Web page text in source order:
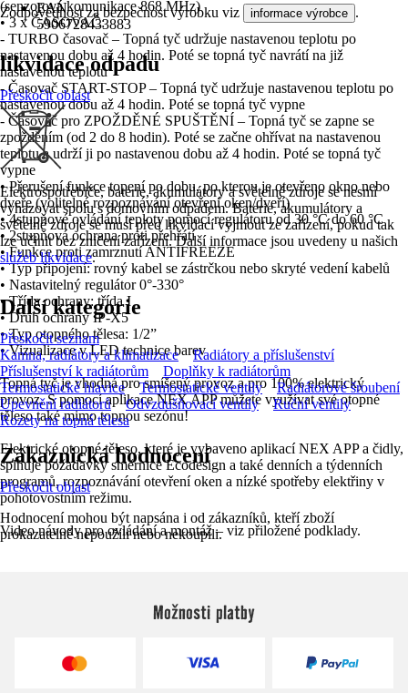
EAN
5906728433883
(senzorová komunikace 868 MHz)
• 3 x ČASOVAČ:
- TURBO časovač – Topná tyč udržuje nastavenou teplotu po
nastavenou dobu až 4 hodin. Poté se topná tyč navrátí na již
nastavenou teplotu
- Časovač START-STOP – Topná tyč udržuje nastavenou teplotu po
nastavenou dobu až 4 hodin. Poté se topná tyč vypne
- Časovač pro ZPOŽDĚNÉ SPUŠTĚNÍ – Topná tyč se zapne se
zpožděním (od 2 do 8 hodin). Poté se začne ohřívat na nastavenou
teplotu a udrží ji po nastavenou dobu až 4 hodin. Poté se topná tyč
vypne
• Přerušení funkce topení po dobu, po kterou je otevřeno okno nebo
dveře (volitelné rozpoznávání otevření oken/dveří)
• 4stupňové ovládání teploty pomocí regulátoru od 30 °C do 60 °C
• 2stupňová ochrana proti přehřátí
• Funkce proti zamrznutí ANTIFREEZE
• Typ připojení: rovný kabel se zástrčkou nebo skryté vedení kabelů
• Nastavitelný regulátor 0°-330°
• Třída ochrany: třída I
• Druh ochrany IP-X5
• Typ otopného tělesa: 1/2”
• Vizualizace v LED technice barev
Topná tyč je vhodná pro smíšený provoz a pro 100% elektrický
provoz. S pomocí aplikace NEX APP můžete využívat své otopné
těleso také mimo topnou sezónu!
Elektrické otopné těleso, které je vybaveno aplikací NEX APP a čidly,
splňuje požadavky směrnice Ecodesign a také denních a týdenních
programů, rozpoznávání otevření oken a nízké spotřeby elektřiny v
pohotovostním režimu.
Video návody pro ovládání a montáž – viz přiložené podklady.
Zodpovědnost za bezpečnost výrobku viz informace výrobce .
likvidace odpadu
Přeskočit oblast
Elektrospotřebiče, baterie, akumulátory a světelné zdroje se nesmí
vyhazovat spolu s domovním odpadem. Baterie, akumulátory a
světelné zdroje se musí před likvidací vyjmout ze zařízení, pokud tak
lze učinit bez zničení zařízení. Další informace jsou uvedeny u našich
služeb likvidace.
Další kategorie
Přeskočit seznam
Kamna, radiátory a klimatizace
Radiátory a příslušenství
Příslušenství k radiátorům
Doplňky k radiátorům
Termostatické hlavice
Termostatické ventily
Radiátorové šroubení
Upevnění radiátorů
Odvzdušňovací ventily
Ruční ventily
Rozety na topná tělesa
Zákaznická hodnocení
Přeskočit oblast
Hodnocení mohou být napsána i od zákazníků, kteří zboží
prokazatelně nepoužili nebo nekoupili.
Možnosti platby